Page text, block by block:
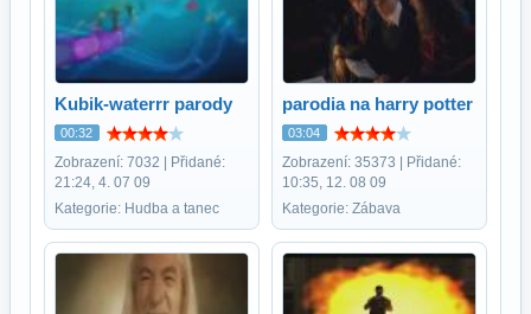
Kubik-waterrr parody
00:32
Zobrazení: 7032 | Přidané:
21:24, 4. 07 09
Kategorie: Hudba a tanec
parodia na harry potter
03:04
Zobrazení: 35373 | Přidané:
10:35, 12. 08 09
Kategorie: Zábava